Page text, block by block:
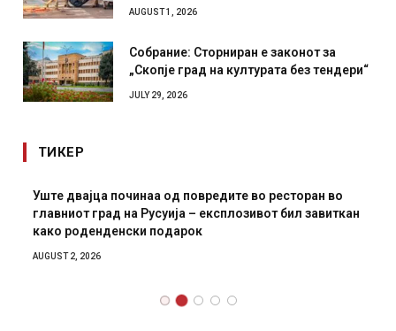
AUGUST 1, 2026
Собрание: Сторниран е законот за
„Скопје град на културата без тендери“
JULY 29, 2026
ТИКЕР
Уште двајца починаа од повредите во ресторан во
главниот град на Русуија – експлозивот бил завиткан
како роденденски подарок
AUGUST 2, 2026